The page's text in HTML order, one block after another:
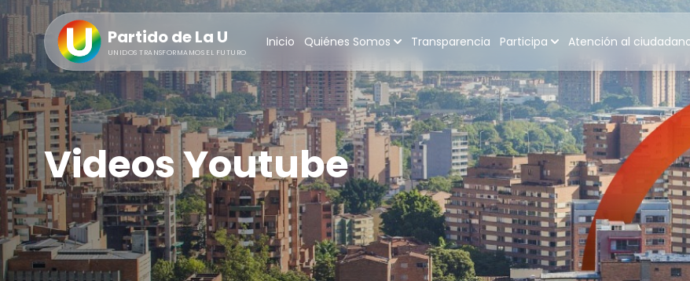
Partido de La U
UNIDOS TRANSFORMAMOS EL FUTURO
Inicio Quiénes Somos Transparencia Participa Atención al
Videos Youtube